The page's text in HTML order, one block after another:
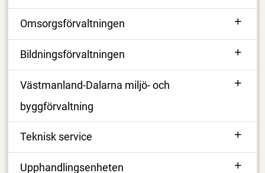
Omsorgsförvaltningen
Bildningsförvaltningen
Västmanland-Dalarna miljö- och
byggförvaltning
Teknisk service
Upphandlingsenheten